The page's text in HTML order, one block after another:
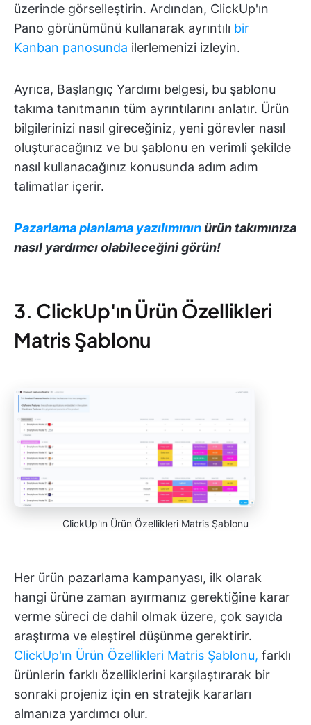
üzerinde görselleştirin. Ardından, ClickUp'ın
Pano görünümünü kullanarak ayrıntılı bir
Kanban panosunda ilerlemenizi izleyin.
Ayrıca, Başlangıç Yardımı belgesi, bu şablonu
takıma tanıtmanın tüm ayrıntılarını anlatır. Ürün
bilgilerinizi nasıl gireceğiniz, yeni görevler nasıl
oluşturacağınız ve bu şablonu en verimli şekilde
nasıl kullanacağınız konusunda adım adım
talimatlar içerir.
Pazarlama planlama yazılımınınürün takımınıza
nasıl yardımcı olabileceğini görün!
3. ClickUp'ın Ürün Özellikleri
Matris Şablonu
ClickUp'ın Ürün Özellikleri Matris Şablonu
Her ürün pazarlama kampanyası, ilk olarak
hangi ürüne zaman ayırmanız gerektiğine karar
verme süreci de dahil olmak üzere, çok sayıda
araştırma ve eleştirel düşünme gerektirir.
ClickUp'ın Ürün Özellikleri Matris Şablonu, farklı
ürünlerin farklı özelliklerini karşılaştırarak bir
sonraki projeniz için en stratejik kararları
almanıza yardımcı olur.